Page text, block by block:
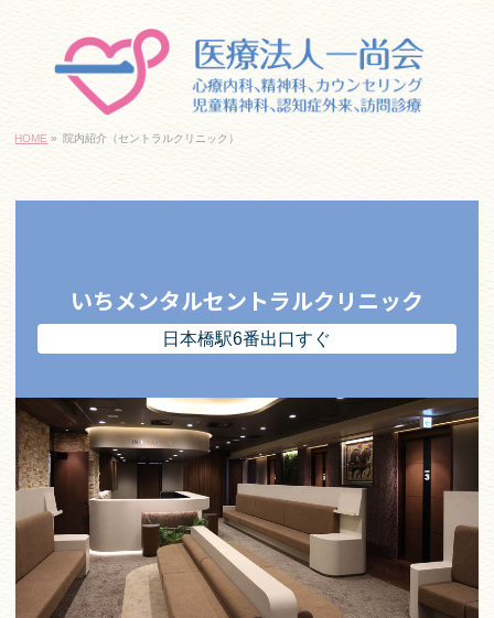
｢日本橋駅」10番出口すぐ
06-6645-7830
ネットでご予約・お問い合わせ
06-6213-7830
千日前線｢桜川駅」すぐ
06-6585-9280
ネットでご予約・お問い合わせ
HOME » 院内紹介（セントラルクリニック）
いちメンタルセントラルクリニック
日本橋駅6番出口すぐ